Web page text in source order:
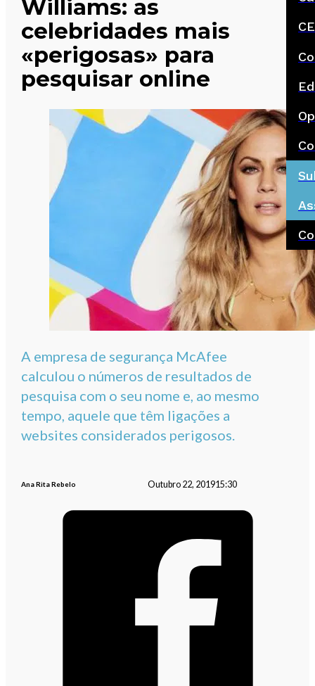
Williams: as
celebridades mais
«perigosas» para
pesquisar online
A empresa de segurança McAfee
calculou o números de resultados de
pesquisa com o seu nome e, ao mesmo
tempo, aquele que têm ligações a
websites considerados perigosos.
Ana Rita Rebelo Outubro 22, 201915:30